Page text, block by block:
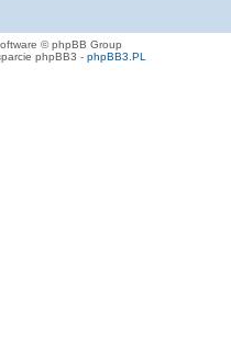
© phpBB Group
phpBB3 - phpBB3.PL